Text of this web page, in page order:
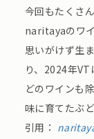
今回もたくさ
naritayaのワイ
思いがけず生
り、2024年VT
どのワインも
味に育てたぶ
引用：